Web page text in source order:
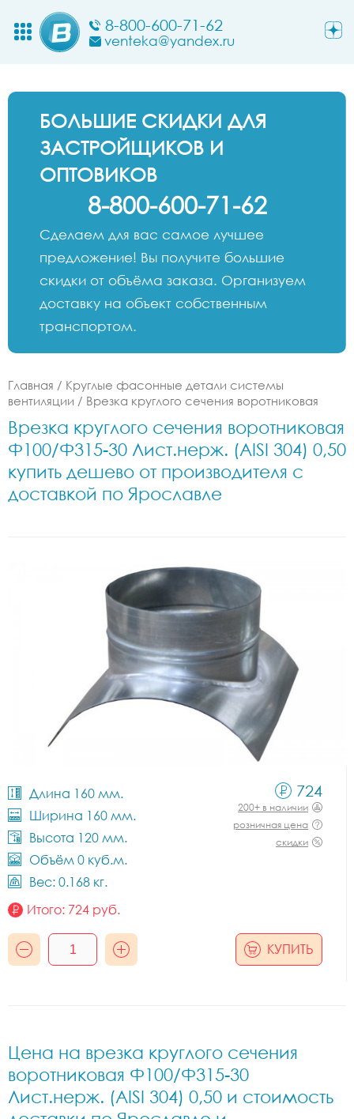
8-800-600-71-62
venteka@yandex.ru
БОЛЬШИЕ СКИДКИ ДЛЯ
ЗАСТРОЙЩИКОВ И
ОПТОВИКОВ
8-800-600-71-62
Сделаем для вас самое лучшее
предложение! Вы получите большие
скидки от объёма заказа. Организуем
доставку на объект собственным
транспортом.
Главная / Круглые фасонные детали системы
вентиляции / Врезка круглого сечения воротниковая
Врезка круглого сечения воротниковая
Ф100/Ф315-30 Лист.нерж. (AISI 304) 0,50
купить дешево от производителя с
доставкой по Ярославле
Длина 160 мм.
Ширина 160 мм.
Высота 120 мм.
Объём 0 куб.м.
Вес: 0.168 кг.
724
200+ в наличии
розничная цена
скидки
Итого: 724 руб.
КУПИТЬ
Цена на врезка круглого сечения
воротниковая Ф100/Ф315-30
Лист.нерж. (AISI 304) 0,50 и стоимость